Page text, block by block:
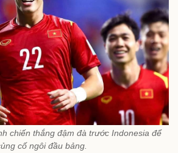
chiến thắng đậm đà trước Indonesia để
cố ngôi đầu bảng.